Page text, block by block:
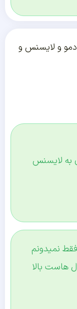
و لایسنس و
به لایسنس
نمیدونم
هاست بالا